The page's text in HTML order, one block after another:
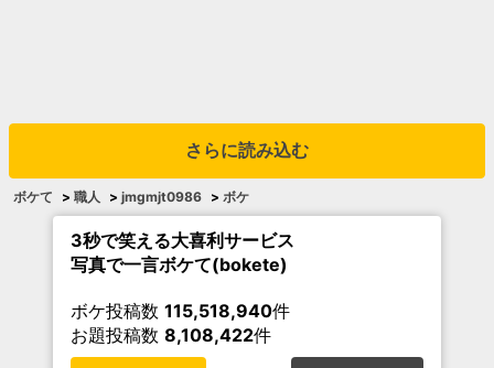
さらに読み込む
ボケて > 職人 > jmgmjt0986 > ボケ
3秒で笑える大喜利サービス
写真で一言ボケて(bokete)
ボケ投稿数 115,518,940件
お題投稿数 8,108,422件